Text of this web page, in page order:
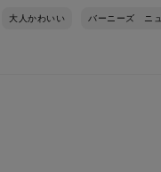
大人かわいい バーニーズ ニ